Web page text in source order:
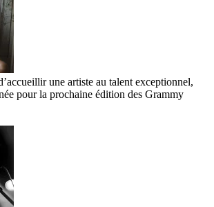
une artiste au talent exceptionnel,
pour la prochaine édition des Grammy